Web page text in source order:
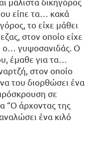
είπε τα… κακά
το είχε μάθει
στον οποίο είχε
ο… γυψοσανιδάς. Ο
έμαθε για τα…
στον οποίο
του διορθώσει ένα
σε
“Ο άρχοντας της
ένα κιλό